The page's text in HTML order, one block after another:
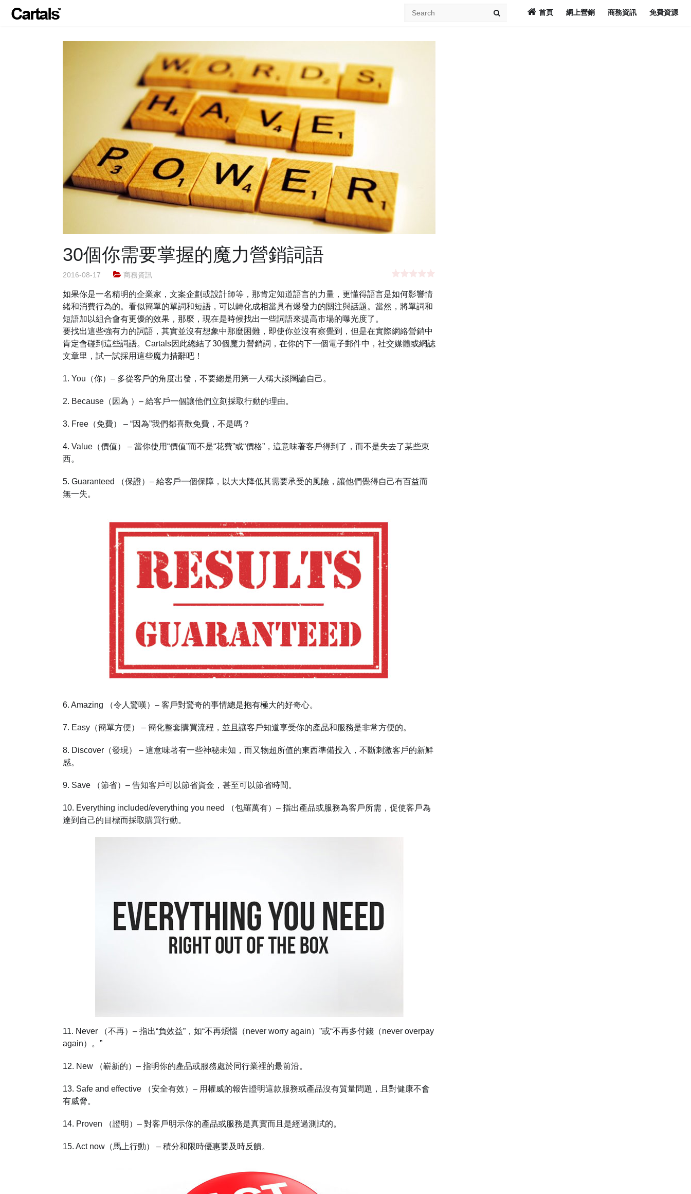
首頁 網上營銷 商務資訊 免費資源
30個你需要掌握的魔力營銷詞語
2016-08-17 商務資訊
如果你是一名精明的企業家，文案企劃或設計師等，那肯定知道語言的力量，更懂得語言是如何影響情
緒和消費行為的。看似簡單的單詞和短語，可以轉化成相當具有爆發力的關注與話題。當然，將單詞和
短語加以組合會有更優的效果，那麼，現在是時候找出一些詞語來提高市場的曝光度了。
要找出這些強有力的詞語，其實並沒有想象中那麼困難，即使你並沒有察覺到，但是在實際網絡營銷中
肯定會碰到這些詞語。Cartals因此總結了30個魔力營銷詞，在你的下一個電子郵件中，社交媒體或網誌
文章里，試一試採用這些魔力措辭吧！
1. You（你）– 多從客戶的角度出發，不要總是用第一人稱大談闊論自己。
2. Because（因為 ）– 給客戶一個讓他們立刻採取行動的理由。
3. Free（免費） – “因為”我們都喜歡免費，不是嗎？
4. Value（價值） – 當你使用“價值”而不是“花費”或“價格”，這意味著客戶得到了，而不是失去了某些東
西。
5. Guaranteed （保證）– 給客戶一個保障，以大大降低其需要承受的風險，讓他們覺得自己有百益而
無一失。
6. Amazing （令人驚嘆）– 客戶對驚奇的事情總是抱有極大的好奇心。
7. Easy（簡單方便） – 簡化整套購買流程，並且讓客戶知道享受你的產品和服務是非常方便的。
8. Discover（發現） – 這意味著有一些神秘未知，而又物超所值的東西準備投入，不斷刺激客戶的新鮮
感。
9. Save （節省）– 告知客戶可以節省資金，甚至可以節省時間。
10. Everything included/everything you need （包羅萬有）– 指出產品或服務為客戶所需，促使客戶為
達到自己的目標而採取購買行動。
11. Never （不再）– 指出“負效益”，如“不再煩惱（never worry again）”或“不再多付錢（never overpay
again）。”
12. New （嶄新的）– 指明你的產品或服務處於同行業裡的最前沿。
13. Safe and effective （安全有效）– 用權威的報告證明這款服務或產品沒有質量問題，且對健康不會
有威脅。
14. Proven （證明）– 對客戶明示你的產品或服務是真實而且是經過測試的。
15. Act now（馬上行動） – 積分和限時優惠要及時反饋。